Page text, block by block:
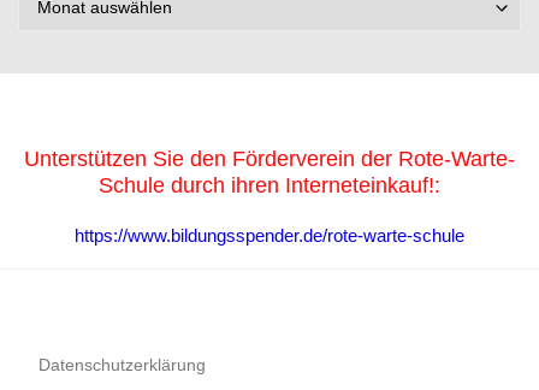
Unterstützen Sie den Förderverein der Rote-Warte-
Schule durch ihren Interneteinkauf!:
https://www.bildungsspender.de/rote-warte-schule
Datenschutzerklärung